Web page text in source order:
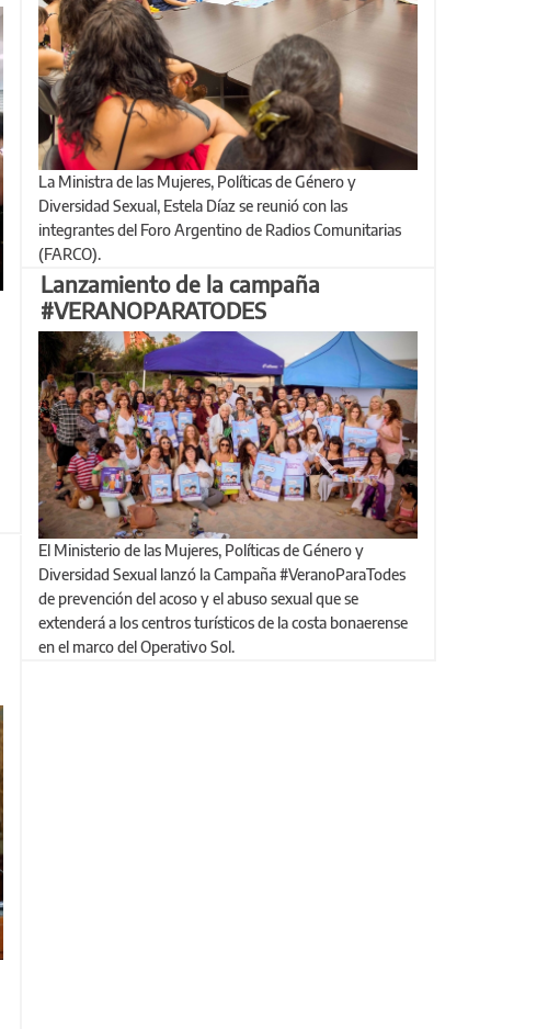
La Ministra de las Mujeres, Políticas de Género y
Diversidad Sexual, Estela Díaz se reunió con las
integrantes del Foro Argentino de Radios Comunitarias
(FARCO).
Lanzamiento de la campaña
#VERANOPARATODES
El Ministerio de las Mujeres, Políticas de Género y
Diversidad Sexual lanzó la Campaña #VeranoParaTodes
de prevención del acoso y el abuso sexual que se
extenderá a los centros turísticos de la costa bonaerense
en el marco del Operativo Sol.